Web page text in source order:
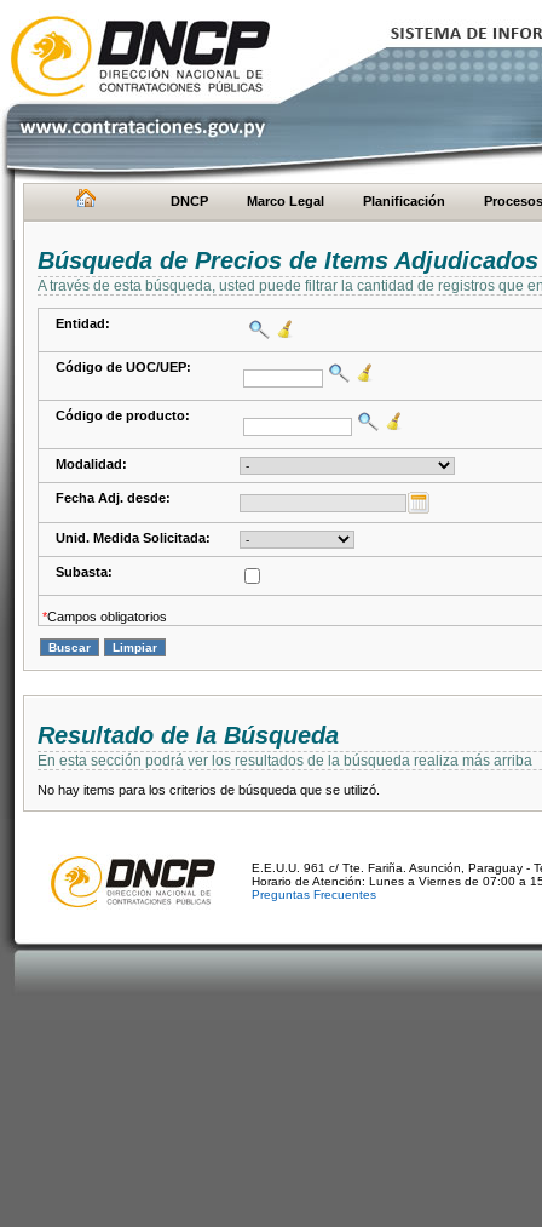
DNCP Marco Legal Planificación Procesos
Búsqueda de Precios de Items Adjudicados
A través de esta búsqueda, usted puede filtrar la cantidad de registros que
Entidad:
Código de UOC/UEP:
Código de producto:
Modalidad:
Fecha Adj. desde:
Unid. Medida Solicitada:
Subasta:
*Campos obligatorios
Resultado de la Búsqueda
En esta sección podrá ver los resultados de la búsqueda realiza más arriba
No hay items para los criterios de búsqueda que se utilizó.
E.E.U.U. 961 c/ Tte. Fariña. Asunción, Paraguay -
Horario de Atención: Lunes a Viernes de 07:00 a
Preguntas Frecuentes